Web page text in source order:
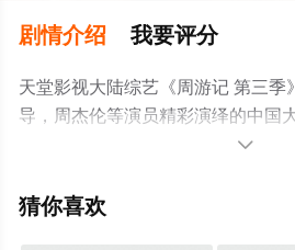
剧情介绍 我要评分
天堂影视大陆综艺《周游记 第三季
导，周杰伦等演员精彩演绎的中国
看高清未删减完整版综艺节目就上

猜你喜欢